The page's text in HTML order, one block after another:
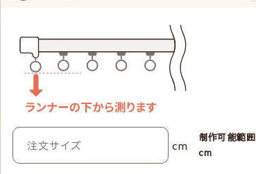
cm
制作可能範囲
cm